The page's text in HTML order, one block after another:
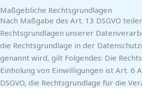
Maßgebliche Rechtsgrundlagen
Nach Maßgabe des Art. 13 DSGVO
Rechtsgrundlagen unserer
die Rechtsgrundlage in der
genannt wird, gilt Folgendes: Die
Einholung von Einwilligungen ist Art. 6
DSGVO, die Rechtsgrundlage für die